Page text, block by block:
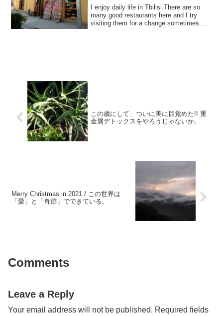
Tbilisi/ რესტორანი იმერული
სახლი
I enjoy daily life in Tbilisi.There are so
many good restaurants here and I try
visiting them for a change sometimes.ト
この歳にして、ついに美に目覚めた!! 重
金属デトックスをやろうじゃないか。
Merry Christmas in 2021 / この世界は
「愛」と「奇跡」でできている。
Comments
Leave a Reply
Your email address will not be published. Required fields